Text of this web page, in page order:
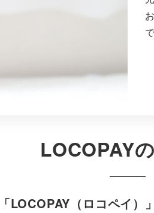
LOCOPAY
「LOCOPAY（ロコペイ）